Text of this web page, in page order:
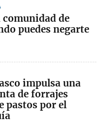
comunidad de
puedes negarte
impulsa una
de forrajes
pastos por el